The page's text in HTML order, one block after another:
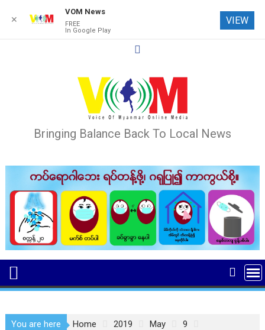
Bringing Balance Back To Local News
You are here Home 2019 May
9
✕
VOM News
FREE
In Google Play
VIEW